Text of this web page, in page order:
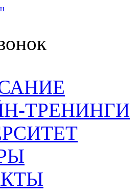
ТРЕНИНГИ